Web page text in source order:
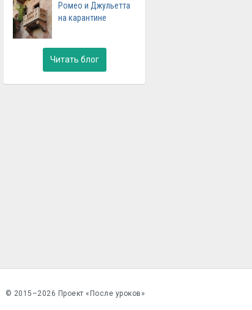
Ромео и Джульетта
на карантине
Читать блог
© 2015–2026 Проект «После уроков»